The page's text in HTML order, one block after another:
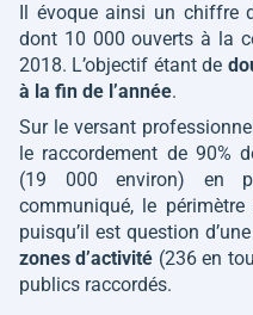
Il évoque ainsi un chiffre
dont 10 000 ouverts à la
2018. L’objectif étant de
à la fin de l’année.
Sur le versant
le raccordement de 90%
(19 000 environ) en
communiqué, le
puisqu’il est question
zones d’activité (236 en
publics raccordés.